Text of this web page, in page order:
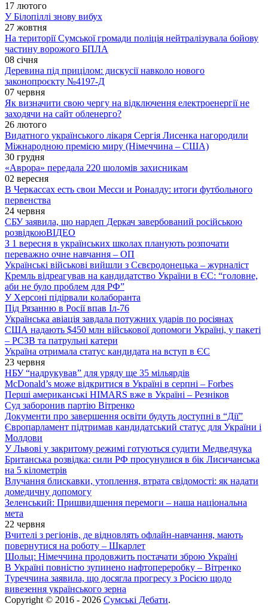
17 лютого
У Білопіллі знову вибух
27 жовтня
На території Сумської громади поліція нейтралізувала бойову
частину ворожого БПЛА
08 січня
Деревина під прицілом: дискусії навколо нового
законопроєкту №4197-Д
07 червня
Як визначити свою чергу на відключення електроенергії не
заходячи на сайт обленерго?
26 лютого
Видатного українського лікаря Сергія Лисенка нагородили
Міжнародною премією миру (Німеччина – США)
30 грудня
«Аврора» передала 220 шоломів захисникам
02 вересня
В Черкассах есть свои Месси и Роналду: итоги футбольного
первенства
24 червня
СБУ заявила, що нардеп Деркач завербований російською
розвідкоюВІДЕО
З 1 вересня в українських школах планують розпочати
переважно очне навчання – ОП
Українські військові вийшли з Сєвєродонецька – журналіст
Кремль відреагував на кандидатство України в ЄС: “головне,
аби не було проблем для РФ”
У Херсоні підірвали колаборанта
Під Рязанню в Росії впав Іл-76
Українська авіація завдала потужних ударів по росіянах
США надають $450 млн військової допомоги Україні, у пакеті
– РСЗВ та патрульні катери
Україна отримала статус кандидата на вступ в ЄС
23 червня
НБУ “надрукував” для уряду ще 35 мільярдів
McDonald’s може відкритися в Україні в серпні – Forbes
Перші американські HIMARS вже в Україні – Резніков
Суд заборонив партію Вітренко
Документи про завершення освіти будуть доступні в “Дії”
Європарламент підтримав кандидатський статус для України і
Молдови
У Львові у закритому режимі готуються судити Медведчука
Британська розвідка: сили РФ просунулися в бік Лисичанська
на 5 кілометрів
Влучання блискавки, утоплення, втрата свідомості: як надати
домедичну допомогу
Зеленський: Пришвидшення перемоги – наша національна
мета
22 червня
Вчителі з регіонів, де відновлять офлайн-навчання, мають
повернутися на роботу – Шкарлет
Шольц: Німеччина продовжить постачати зброю Україні
В Україні повністю зупинено нафтопереробку – Вітренко
Туреччина заявила, що досягла прогресу з Росією щодо
вивезення українського зерна
Copyright © 2016 - 2026 Сумські Дебати.